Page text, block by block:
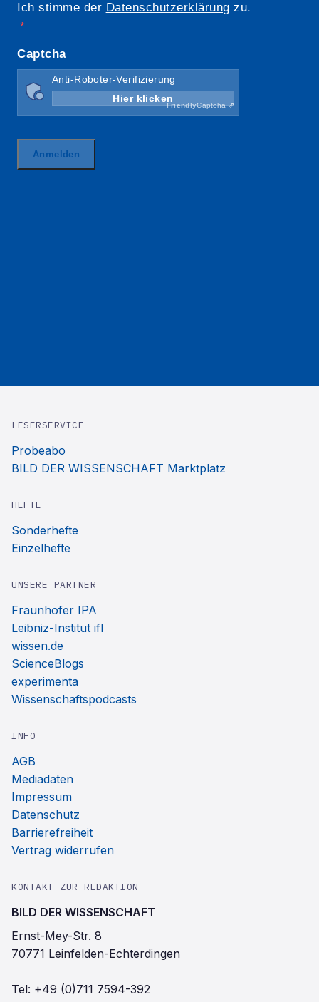
LESERSERVICE
Probeabo
BILD DER WISSENSCHAFT Marktplatz
HEFTE
Sonderhefte
Einzelhefte
UNSERE PARTNER
Fraunhofer IPA
Leibniz-Institut ifl
wissen.de
ScienceBlogs
experimenta
Wissenschaftspodcasts
INFO
AGB
Mediadaten
Impressum
Datenschutz
Barrierefreiheit
Vertrag widerrufen
KONTAKT ZUR REDAKTION
BILD DER WISSENSCHAFT
Ernst-Mey-Str. 8
70771 Leinfelden-Echterdingen
Tel: +49 (0)711 7594-392